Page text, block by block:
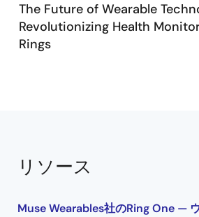
wireless charging, offers a compact
solution for health and activity
PTX30W provides a complete
the listener side, while the
page.
The Future of Wearable
Revolutionizing Health
Rings
リソース
Muse Wearables社のRing One —